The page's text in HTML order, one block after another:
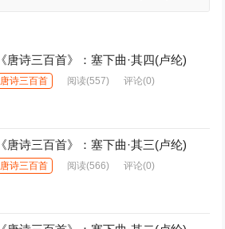
《唐诗三百首》：塞下曲·其四(卢纶)
唐诗三百首 阅读(557) 评论(0)
《唐诗三百首》：塞下曲·其三(卢纶)
唐诗三百首 阅读(566) 评论(0)